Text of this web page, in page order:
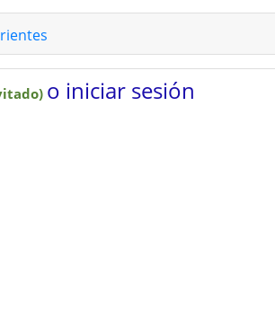
o iniciar sesión